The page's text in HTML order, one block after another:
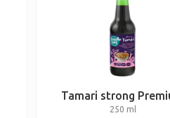
Tamari strong
250 ml